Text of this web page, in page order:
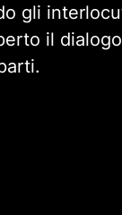
gli
il